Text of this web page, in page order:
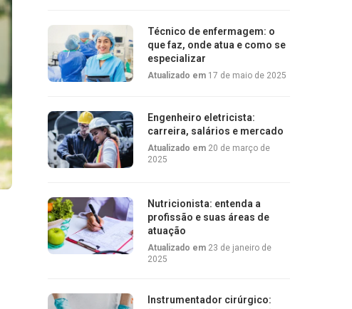
Técnico de enfermagem: o
que faz, onde atua e como se
especializar
Atualizado em 17 de maio de 2025
Engenheiro eletricista:
carreira, salários e mercado
Atualizado em 20 de março de
2025
Nutricionista: entenda a
profissão e suas áreas de
atuação
Atualizado em 23 de janeiro de
2025
Instrumentador cirúrgico: